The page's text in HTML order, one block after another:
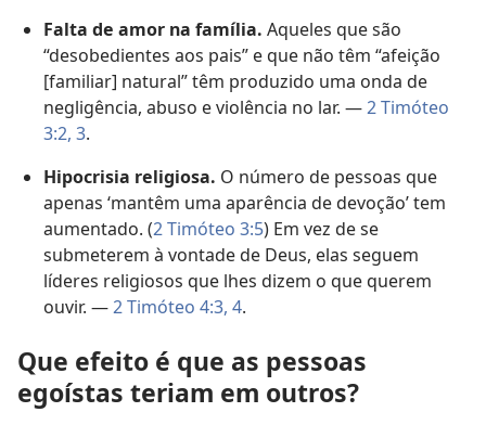
Falta de amor na família. Aqueles que são
“desobedientes aos pais” e que não têm “afeição
[familiar] natural” têm produzido uma onda de
negligência, abuso e violência no lar. —2 Timóteo
3:2, 3.
Hipocrisia religiosa. O número de pessoas que
apenas ‘mantêm uma aparência de devoção’ tem
aumentado. (2 Timóteo 3:5) Em vez de se
submeterem à vontade de Deus, elas seguem
líderes religiosos que lhes dizem o que querem
ouvir. —2 Timóteo 4:3, 4.
Que efeito é que as pessoas
egoístas teriam em outros?